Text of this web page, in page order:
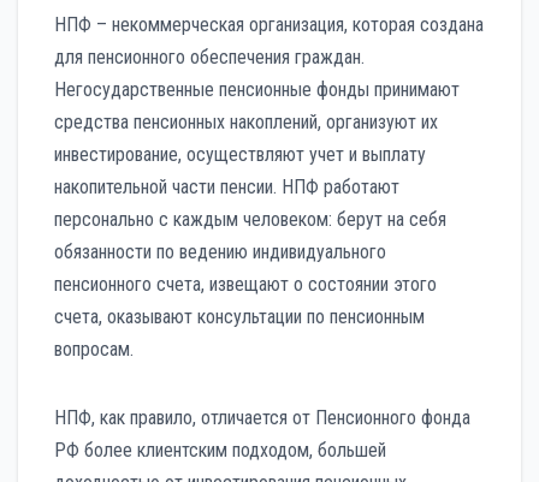
НПФ – некоммерческая организация, которая создана
для пенсионного обеспечения граждан.
Негосударственные пенсионные фонды принимают
средства пенсионных накоплений, организуют их
инвестирование, осуществляют учет и выплату
накопительной части пенсии. НПФ работают
персонально с каждым человеком: берут на себя
обязанности по ведению индивидуального
пенсионного счета, извещают о состоянии этого
счета, оказывают консультации по пенсионным
вопросам.
НПФ, как правило, отличается от Пенсионного фонда
РФ более клиентским подходом, большей